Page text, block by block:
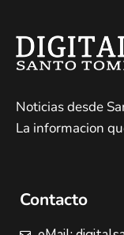
Noticias desde
La informacion
Contacto